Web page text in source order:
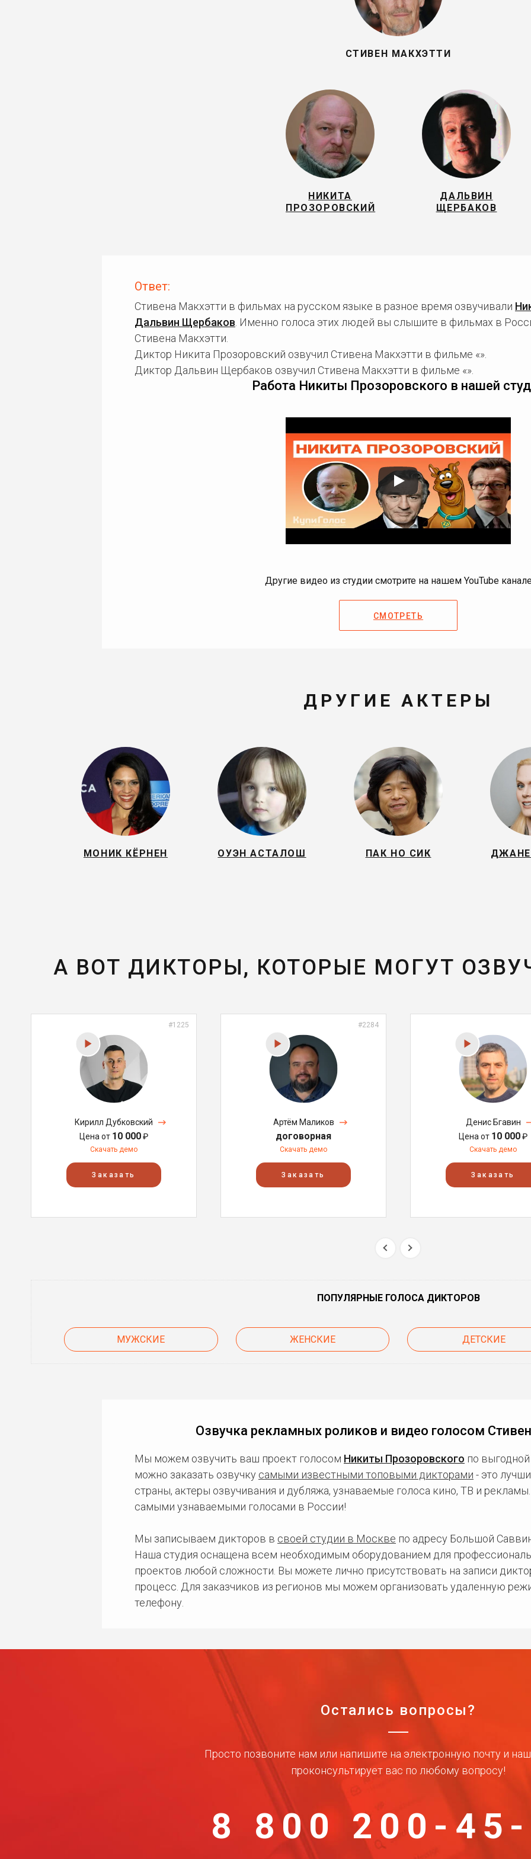
СТИВЕН МАКХЭТТИ
НИКИТА
ПРОЗОРОВСКИЙ
ДАЛЬВИН
ЩЕРБАКОВ
Ответ:
Стивена Макхэтти в фильмах на русском языке в разное время озвучивали
Дальвин Щербаков . Именно голоса этих людей вы слышите в фильмах в
Стивена Макхэтти.
Диктор Никита Прозоровский озвучил Стивена Макхэтти в фильме «».
Диктор Дальвин Щербаков озвучил Стивена Макхэтти в фильме «».
Работа Никиты Прозоровского в нашей
Другие видео из студии смотрите на нашем YouTube
СМОТРЕТЬ
ДРУГИЕ АКТЕРЫ
МОНИК КЁРНЕН ОУЭН АСТАЛОШ ПАК НО СИК
А ВОТ ДИКТОРЫ, КОТОРЫЕ МОГУТ
#1225
Кирилл Дубковский
Цена от 10 000₽
Скачать демо
Заказать
#2284
Артём Маликов
договорная
Скачать демо
Заказать
Денис Бгавин
Цена от 10 000₽
Скачать демо
Заказать
ПОПУЛЯРНЫЕ ГОЛОСА ДИКТОРОВ
МУЖСКИЕ ЖЕНСКИЕ ДЕТСКИЕ
Озвучка рекламных роликов и видео голосом
Мы можем озвучить ваш проект голосом Никиты Прозоровского по
можно заказать озвучку самыми известными топовыми дикторами - это
страны, актеры озвучивания и дубляжа, узнаваемые голоса кино, ТВ и
самыми узнаваемыми голосами в России!
Мы записываем дикторов в своей студии в Москве по адресу Большой
Наша студия оснащена всем необходимым оборудованием для
проектов любой сложности. Вы можете лично присутствовать на записи
процесс. Для заказчиков из регионов мы можем организовать удаленную
телефону.
Остались вопросы?
Просто позвоните нам или напишите на электронную почту и
проконсультирует вас по любому вопросу!
8 800 200-